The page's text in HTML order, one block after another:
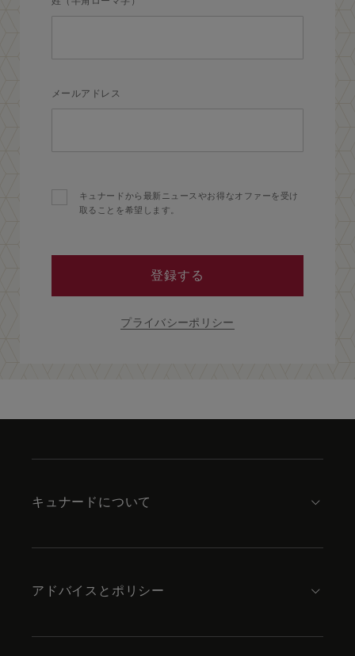
メールアドレス
キュナードから最新ニュースやお得なオファーを受け
取ることを希望します。
登録する
プライバシーポリシー
キュナードについて
アドバイスとポリシー